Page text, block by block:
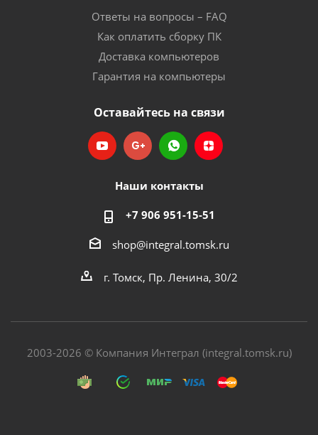
Ответы на вопросы – FAQ
Как оплатить сборку ПК
Доставка компьютеров
Гарантия на компьютеры
Оставайтесь на связи
Наши контакты
+7 906 951-15-51
shop@integral.tomsk.ru
г. Томск, Пр. Ленина, 30/2
2003-2026 © Компания Интеграл (integral.tomsk.ru)